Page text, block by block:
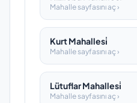
Mahalle sayfasını aç ›
Kurt Mahallesi̇
Mahalle sayfasını aç ›
Lütuflar Mahallesi̇
Mahalle sayfasını aç ›